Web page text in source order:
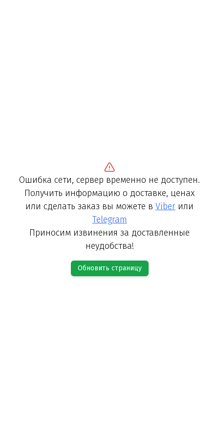
Ошибка сети, сервер временно не доступен.
Получить информацию о доставке, ценах
или сделать заказ вы можете в Viber или
Telegram
Приносим извинения за доставленные
неудобства!
Обновить страницу